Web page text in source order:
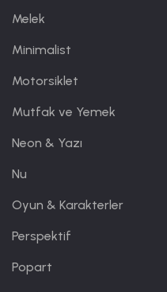
Melek
Minimalist
Motorsiklet
Mutfak ve Yemek
Neon & Yazı
Nu
Oyun & Karakterler
Perspektif
Popart